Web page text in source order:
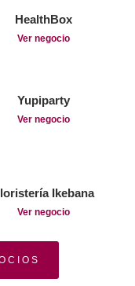
HealthBox
Ver negocio
Yupiparty
Ver negocio
Ikebana
Ver negocio